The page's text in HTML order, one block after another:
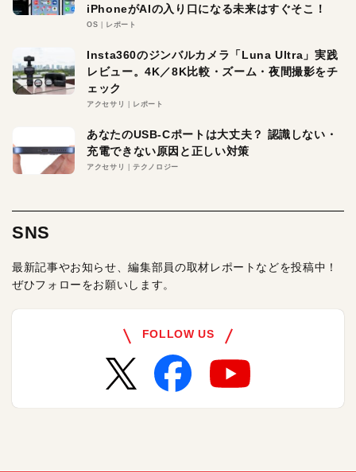
iPhoneがAIの入り口になる未来はすぐそこ！
OS レポート
Insta360のジンバルカメラ「Luna Ultra」実践
レビュー。4K／8K比較・ズーム・夜間撮影をチ
ェック
アクセサリ レポート
あなたのUSB-Cポートは大丈夫？ 認識しない・
充電できない原因と正しい対策
アクセサリ テクノロジー
SNS
最新記事やお知らせ、編集部員の取材レポートなどを投稿中！
ぜひフォローをお願いします。
FOLLOW US